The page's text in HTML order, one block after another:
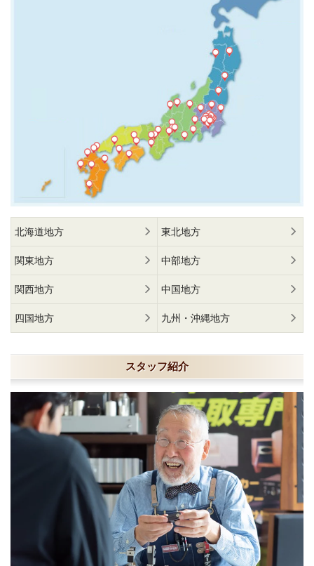
北海道地方 東北地方
関東地方 中部地方
関西地方 中国地方
四国地方 九州・沖縄地方
スタッフ紹介